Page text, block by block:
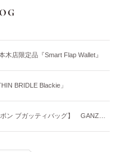
木店限定品『Smart Flap Wallet』
BRIDLE Blackie」